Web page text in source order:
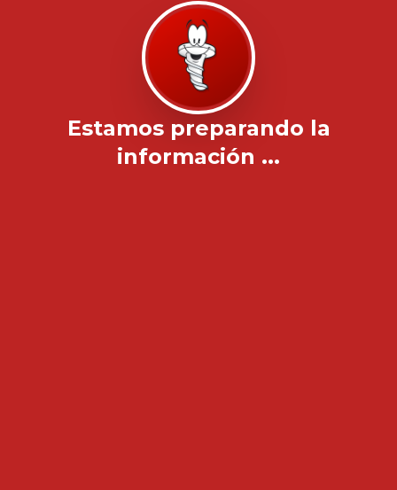
Estamos preparando la
información ...